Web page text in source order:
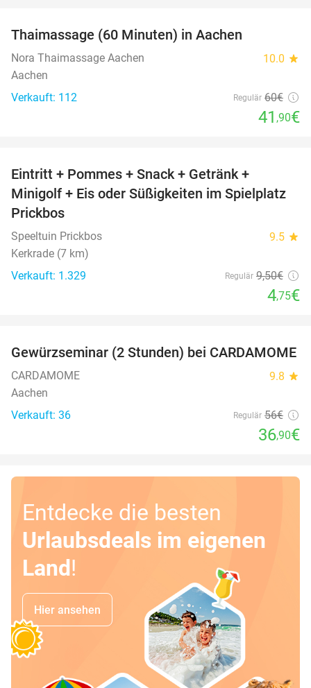
Thaimassage (60 Minuten) in Aachen
Nora Thaimassage Aachen 10.0 star
Aachen
Verkauft: 112
Regulär 60€
41 ,90€
Eintritt + Pommes + Snack + Getränk +
Minigolf + Eis oder Süßigkeiten im Spielplatz
Prickbos
Speeltuin Prickbos 9.5 star
Kerkrade (7 km)
Verkauft: 1.329
Regulär 9,50€
4,75€
34%
Gewürzseminar (2 Stunden) bei CARDAMOME
CARDAMOME 9.8 star
Aachen
Verkauft: 36
Regulär 56€
36,90€
Entdecke die besten
Urlaubsdeals im eigenen
Land!
Hier ansehen